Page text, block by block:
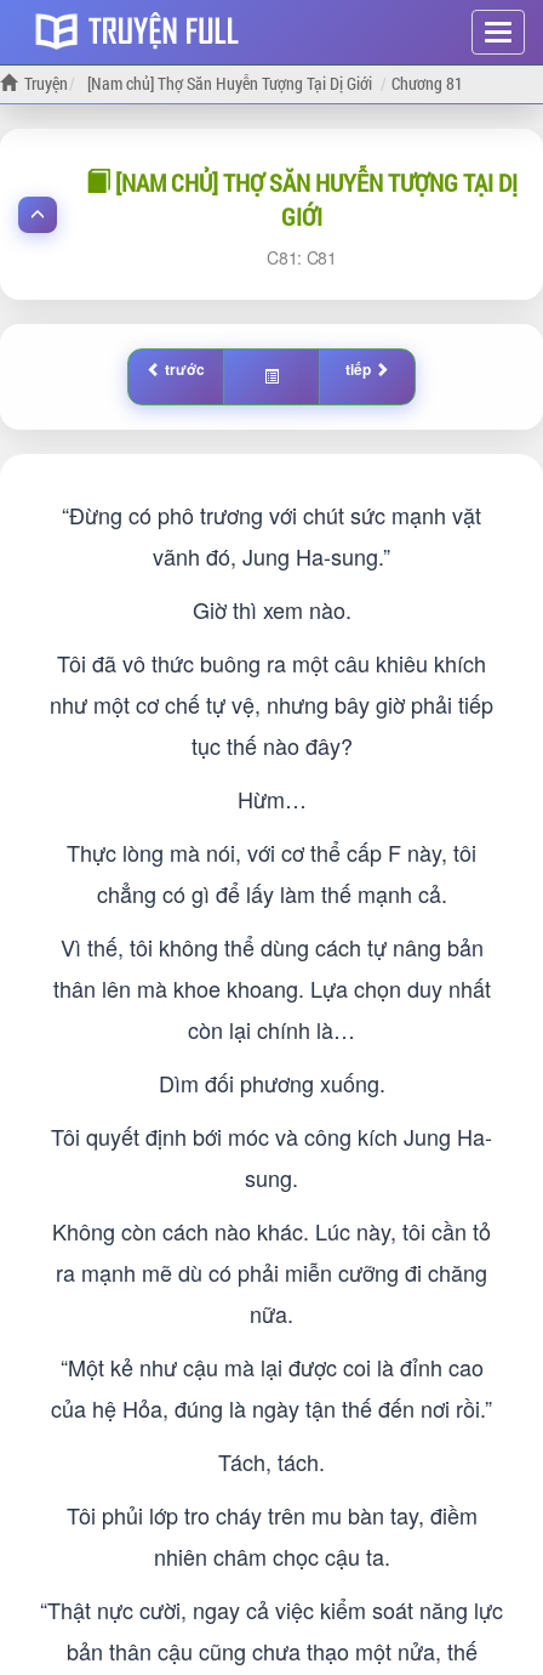
Hiện
menu
Truyện [Nam chủ] Thợ Săn Huyễn Tượng Tại Dị Giới Chương 81
[NAM CHỦ] THỢ SĂN HUYỄN TƯỢNG TẠI DỊ
GIỚI
81: 81
trước tiếp
“Đừng có phô trương với chút sức mạnh vặt
vãnh đó, Jung Ha-sung.”
Giờ thì xem nào.
Tôi đã vô thức buông ra một câu khiêu khích
như một cơ chế tự vệ, nhưng bây giờ phải tiếp
tục thế nào đây?
Hừm…
Thực lòng mà nói, với cơ thể cấp F này, tôi
chẳng có gì để lấy làm thế mạnh cả.
Vì thế, tôi không thể dùng cách tự nâng bản
thân lên mà khoe khoang. Lựa chọn duy nhất
còn lại chính là…
Dìm đối phương xuống.
Tôi quyết định bới móc và công kích Jung Ha-
sung.
Không còn cách nào khác. Lúc này, tôi cần tỏ
ra mạnh mẽ dù có phải miễn cưỡng đi chăng
nữa.
“Một kẻ như cậu mà lại được coi là đỉnh cao
của hệ Hỏa, đúng là ngày tận thế đến nơi rồi.”
Tách, tách.
Tôi phủi lớp tro cháy trên mu bàn tay, điềm
nhiên châm chọc cậu ta.
“Thật nực cười, ngay cả việc kiểm soát năng lực
bản thân cậu cũng chưa thạo một nửa, thế